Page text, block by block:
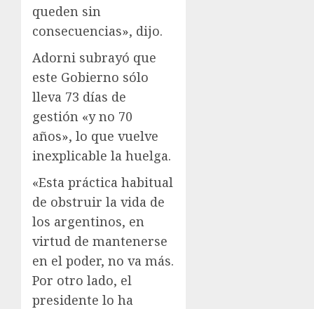
queden sin
consecuencias», dijo.
Adorni subrayó que
este Gobierno sólo
lleva 73 días de
gestión «y no 70
años», lo que vuelve
inexplicable la huelga.
«Esta práctica habitual
de obstruir la vida de
los argentinos, en
virtud de mantenerse
en el poder, no va más.
Por otro lado, el
presidente lo ha